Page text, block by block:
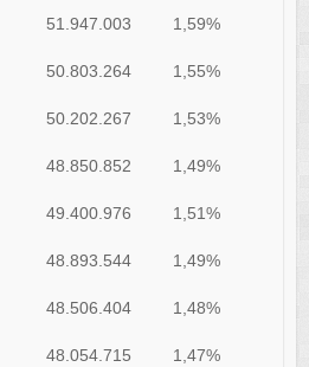
51.947.003 1,59%
50.803.264 1,55%
50.202.267 1,53%
48.850.852 1,49%
49.400.976 1,51%
48.893.544 1,49%
48.506.404 1,48%
48.054.715 1,47%